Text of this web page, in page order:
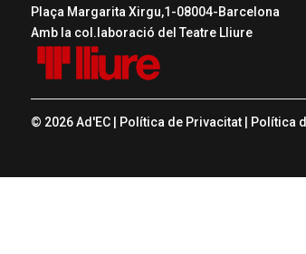
Plaça Margarita Xirgu,1-08004-Barcelona
Amb la col.laboració del Teatre Lliure
© 2026 Ad'EC | Política de Privacitat| Política